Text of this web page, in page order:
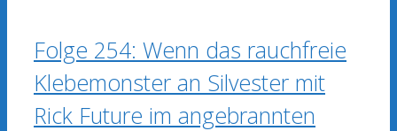
Folge 254: Wenn das rauchfreie
Klebemonster an Silvester mit
Rick Future im angebrannten